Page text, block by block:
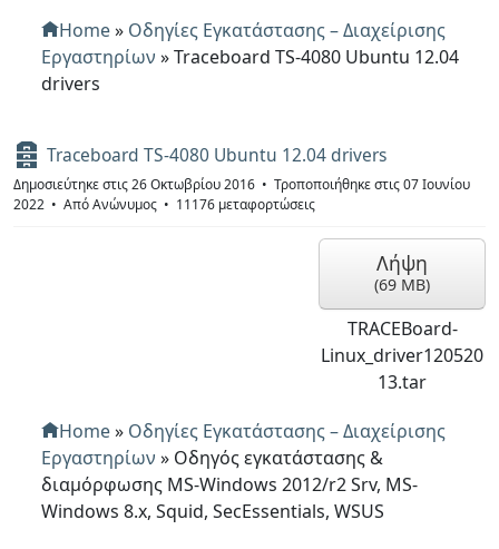
Home» Οδηγίες Εγκατάστασης – Διαχείρισης
Εργαστηρίων »Traceboard TS-4080 Ubuntu 12.04
drivers
Α
χ
ε
Traceboard TS-4080 Ubuntu 12.04 drivers
Δημοσιεύτηκε στις 26 Οκτωβρίου 2016
Τροποποιήθηκε στις 07 Ιουνίου
2022
ΑπόΑνώνυμος 11176 μεταφορτώσεις
Λήψη
(69 MB)
TRACEBoard-
Linux_driver120520
13.tar
Home» Οδηγίες Εγκατάστασης – Διαχείρισης
Εργαστηρίων » Οδηγός εγκατάστασης &
διαμόρφωσης MS-Windows 2012/r2 Srv, MS-
Windows 8.x, Squid, SecEssentials, WSUS